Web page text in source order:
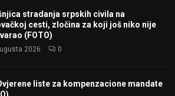
stradanja srpskih civila na
cesti, zločina za koji još niko nije
(FOTO)
2026. 0
liste za kompenzacione mandate